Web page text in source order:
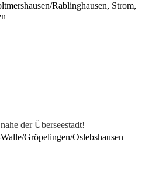
Rablinghausen, Strom,
der Überseestadt!
Gröpelingen/Oslebshausen